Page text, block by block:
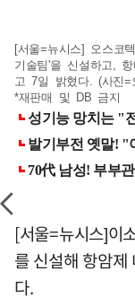
[서울=뉴시스] 오스코
기술팀'을 신설하고,
고 7일 밝혔다. (사진=
*재판매 및 DB 금지
[서울=뉴시스]이
를 신설해 항암제
다.